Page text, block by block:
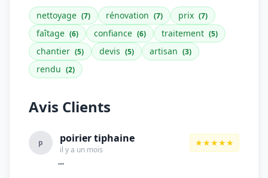
nettoyage (7) rénovation (7) prix (7)
faîtage (6) confiance (6) traitement (5)
chantier (5) devis (5) artisan (3)
rendu (2)
Avis Clients
p poirier tiphaine
il y a un mois
★★★★★
""